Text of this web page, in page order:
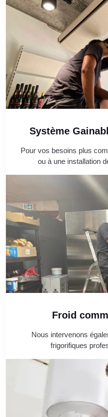
Système
Pour vos besoins plus
ou à une installation
Froid
Nous intervenons
frigorifiques